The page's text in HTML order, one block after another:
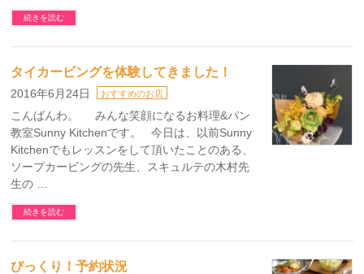
続きを読む
タイカービングを体験してきました！
2016年6月24日 おすすめのお店
こんばんわ。 みんな笑顔になるお料理&パン
教室Sunny Kitchenです。 今日は、以前Sunny
Kitchenでもレッスンをして頂いたことのある、
ソープカービングの先生、スキュルテの木村先
生の …
続きを読む
びっくり！予約状況